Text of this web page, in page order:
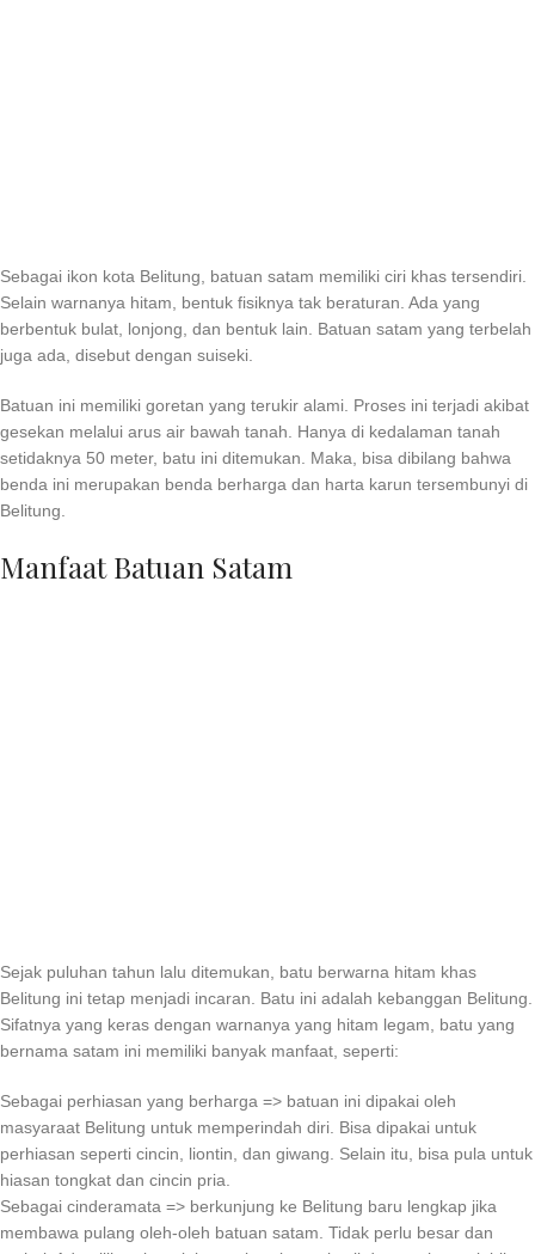
Sebagai ikon kota Belitung, batuan satam memiliki ciri khas tersendiri.
Selain warnanya hitam, bentuk fisiknya tak beraturan. Ada yang
berbentuk bulat, lonjong, dan bentuk lain. Batuan satam yang terbelah
juga ada, disebut dengan suiseki.
Batuan ini memiliki goretan yang terukir alami. Proses ini terjadi akibat
gesekan melalui arus air bawah tanah. Hanya di kedalaman tanah
setidaknya 50 meter, batu ini ditemukan. Maka, bisa dibilang bahwa
benda ini merupakan benda berharga dan harta karun tersembunyi di
Belitung.
Manfaat Batuan Satam
Sejak puluhan tahun lalu ditemukan, batu berwarna hitam khas
Belitung ini tetap menjadi incaran. Batu ini adalah kebanggan Belitung.
Sifatnya yang keras dengan warnanya yang hitam legam, batu yang
bernama satam ini memiliki banyak manfaat, seperti:
Sebagai perhiasan yang berharga => batuan ini dipakai oleh
masyaraat Belitung untuk memperindah diri. Bisa dipakai untuk
perhiasan seperti cincin, liontin, dan giwang. Selain itu, bisa pula untuk
hiasan tongkat dan cincin pria.
Sebagai cinderamata => berkunjung ke Belitung baru lengkap jika
membawa pulang oleh-oleh batuan satam. Tidak perlu besar dan